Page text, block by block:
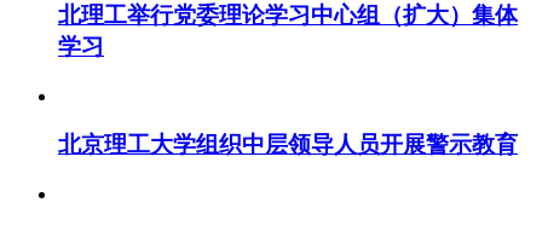
北理工举行党委理论学习中心组（扩大）集体
学习
北京理工大学组织中层领导人员开展警示教育